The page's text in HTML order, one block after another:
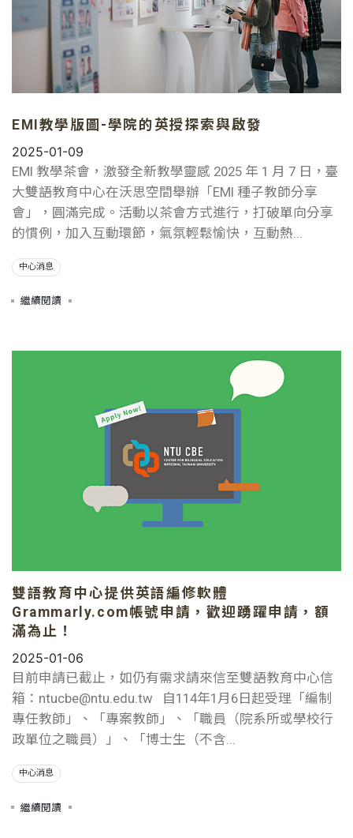
EMI教學版圖-學院的英授探索與啟發
2025-01-09
EMI 教學茶會，激發全新教學靈感 2025 年 1 月 7 日，臺
大雙語教育中心在沃思空間舉辦「EMI 種子教師分享
會」，圓滿完成。活動以茶會方式進行，打破單向分享
的慣例，加入互動環節，氣氛輕鬆愉快，互動熱...
中心消息
繼續閱讀
雙語教育中心提供英語編修軟體
Grammarly.com帳號申請，歡迎踴躍申請，額
滿為止！
2025-01-06
目前申請已截止，如仍有需求請來信至雙語教育中心信
箱：ntucbe@ntu.edu.tw 自114年1月6日起受理「編制
專任教師」、「專案教師」、「職員（院系所或學校行
政單位之職員）」、「博士生（不含...
中心消息
繼續閱讀